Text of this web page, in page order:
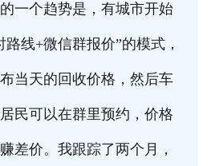
一个趋势是，有城市开始
线+微信群报价”的模式，
当天的回收价格，然后车
民可以在群里预约，价格
差价。我跟踪了两个月，